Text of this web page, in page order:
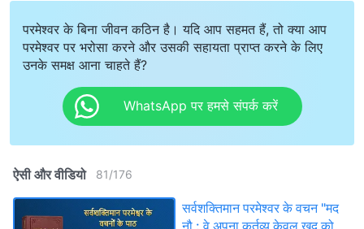
परमेश्वर के बिना जीवन कठिन है। यदि आप सहमत हैं, तो क्या आप
परमेश्वर पर भरोसा करने और उसकी सहायता प्राप्त करने के लिए
उनके समक्ष आना चाहते हैं?
WhatsApp पर हमसे संपर्क करें
ऐसी और वीडियो 81/176
सर्वशक्तिमान परमेश्वर के वचन "मद
नौ : वे अपना कर्तव्य केवल खुद को